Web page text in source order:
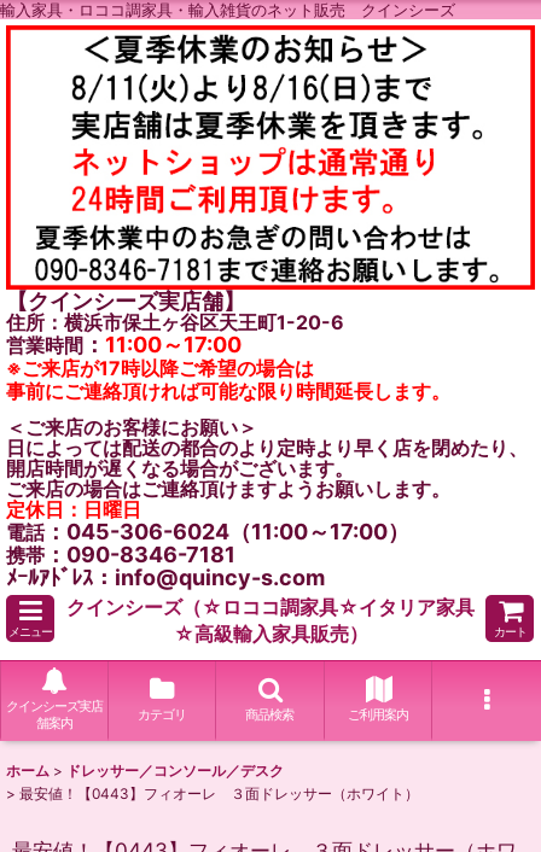
輸入家具・ロココ調家具・輸入雑貨のネット販売 クインシーズ
【クインシーズ実店舗】
住所：横浜市保土ヶ谷区天王町1-20-6
営業時間 ： 11:00～17:00
※ご来店が17時以降ご希望の場合は
事前にご連絡頂ければ可能な限り時間延長します。
＜ご来店のお客様にお願い＞
日によっては配送の都合のより定時より早く店を閉めたり、
開店時間が遅くなる場合がございます。
ご来店の場合はご連絡頂けますようお願いします。
定休日：日曜日
電話：045-306-6024（11:00～17:00）
携帯 ：090-8346-7181
ﾒｰﾙｱﾄﾞﾚｽ：info@quincy-s.com
メニュー
クインシーズ（☆ロココ調家具☆イタリア家具
☆高級輸入家具販売）
カート
クインシーズ実店
舗案内
カテゴリ 商品検索 ご利用案内
ホーム > ドレッサー／コンソール／デスク
> 最安値！【0443】フィオーレ ３面ドレッサー（ホワイト）